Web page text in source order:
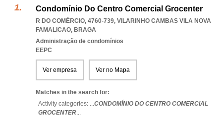
Condomínio Do Centro Comercial Grocenter
R DO COMÉRCIO, 4760-739, VILARINHO CAMBAS VILA NOVA
FAMALICAO, BRAGA
Administração de condomínios
EEPC
Ver empresa Ver no Mapa
Matches in the search for:
Activity categories: ...CONDOMÍNIO DO CENTRO COMERCIAL
GROCENTER...